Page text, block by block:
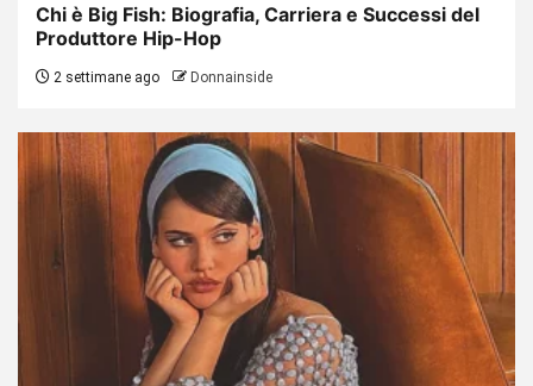
Chi è Big Fish: Biografia, Carriera e Successi del
Produttore Hip-Hop
2 settimane ago Donnainside